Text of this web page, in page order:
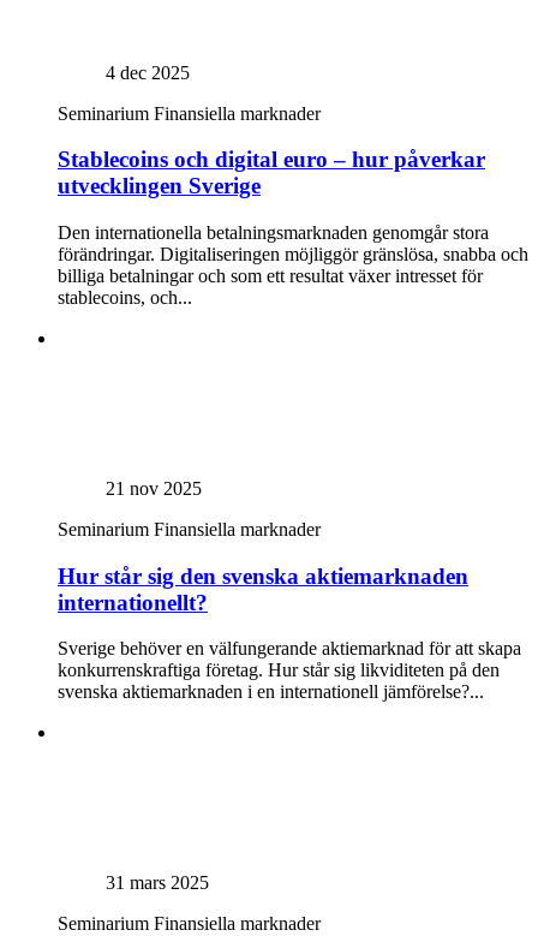
4 dec 2025
Seminarium Finansiella marknader
Stablecoins och digital euro – hur påverkar
utvecklingen Sverige
Den internationella betalningsmarknaden genomgår stora
förändringar. Digitaliseringen möjliggör gränslösa, snabba och
billiga betalningar och som ett resultat växer intresset för
stablecoins, och...
21 nov 2025
Seminarium Finansiella marknader
Hur står sig den svenska aktiemarknaden
internationellt?
Sverige behöver en välfungerande aktiemarknad för att skapa
konkurrenskraftiga företag. Hur står sig likviditeten på den
svenska aktiemarknaden i en internationell jämförelse?...
31 mars 2025
Seminarium Finansiella marknader